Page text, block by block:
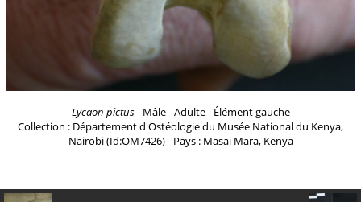
Lycaon pictus- Mâle - Adulte - Élément gauche
Collection : Département d'Ostéologie du Musée National du Kenya,
Nairobi (Id:OM7426) - Pays : Masai Mara, Kenya